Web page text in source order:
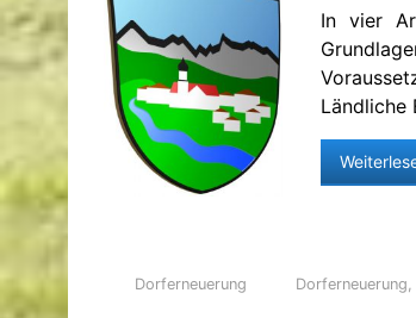
In vier
Ländliche
Dorferneuerung Dorferneuerung